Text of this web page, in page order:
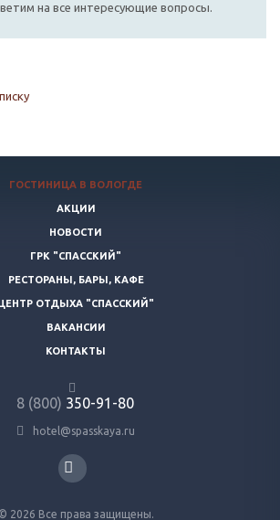
на все интересующие вопросы.
ГОСТИНИЦА В ВОЛОГДЕ
АКЦИИ
НОВОСТИ
ГРК "СПАССКИЙ"
РЕСТОРАНЫ, БАРЫ, КАФЕ
ОТДЫХА "СПАССКИЙ"
ВАКАНСИИ
КОНТАКТЫ
8 (800) 350-91-80
hotel@spasskaya.ru
© 2026 Все права защищены.